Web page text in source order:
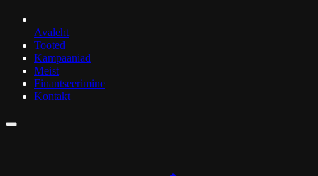
Avaleht
Tooted
Kampaaniad
Meist
Finantseerimine
Kontakt